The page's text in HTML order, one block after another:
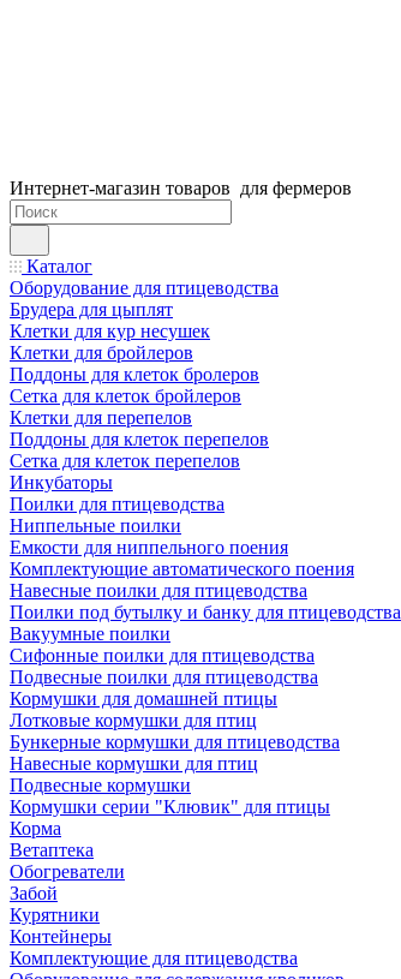
Интернет-магазин товаров для фермеров
Каталог
Оборудование для птицеводства
Брудера для цыплят
Клетки для кур несушек
Клетки для бройлеров
Поддоны для клеток бролеров
Сетка для клеток бройлеров
Клетки для перепелов
Поддоны для клеток перепелов
Сетка для клеток перепелов
Инкубаторы
Поилки для птицеводства
Ниппельные поилки
Емкости для ниппельного поения
Комплектующие автоматического поения
Навесные поилки для птицеводства
Поилки под бутылку и банку для птицеводства
Вакуумные поилки
Сифонные поилки для птицеводства
Подвесные поилки для птицеводства
Кормушки для домашней птицы
Лотковые кормушки для птиц
Бункерные кормушки для птицеводства
Навесные кормушки для птиц
Подвесные кормушки
Кормушки серии "Клювик" для птицы
Корма
Ветаптека
Обогреватели
Забой
Курятники
Контейнеры
Комплектующие для птицеводства